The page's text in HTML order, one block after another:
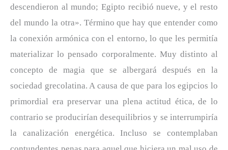
descendieron al mundo; Egipto recibió nueve, y el resto
del mundo la otra». Término que hay que entender como
la conexión armónica con el entorno, lo que les permitía
materializar lo pensado corporalmente. Muy distinto al
concepto de magia que se albergará después en la
sociedad grecolatina. A causa de que para los egipcios lo
primordial era preservar una plena actitud ética, de lo
contrario se producirían desequilibrios y se interrumpiría
la canalización energética. Incluso se contemplaban